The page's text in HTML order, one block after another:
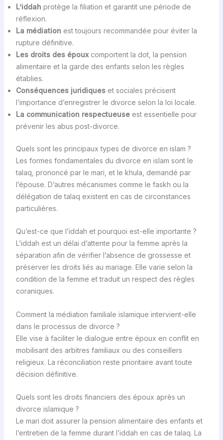
L’iddah protège la filiation et garantit une période de
réflexion.
La médiation est toujours recommandée pour éviter la
rupture définitive.
Les droits des épouxcomportent la dot, la pension
alimentaire et la garde des enfants selon les règles
établies.
Conséquences juridiqueset sociales précisent
l’importance d’enregistrer le divorce selon la loi locale.
La communication respectueuseest essentielle pour
prévenir les abus post-divorce.
Quels sont les principaux types de divorce en islam ?
Les formes fondamentales du divorce en islam sont le
talaq, prononcé par le mari, et le khula, demandé par
l’épouse. D’autres mécanismes comme le faskh ou la
délégation de talaq existent en cas de circonstances
particulières.
Qu’est-ce que l’iddah et pourquoi est-elle importante ?
L’iddah est un délai d’attente pour la femme après la
séparation afin de vérifier l’absence de grossesse et
préserver les droits liés au mariage. Elle varie selon la
condition de la femme et traduit un respect des règles
coraniques.
Comment la médiation familiale islamique intervient-elle
dans le processus de divorce ?
Elle vise à faciliter le dialogue entre époux en conflit en
mobilisant des arbitres familiaux ou des conseillers
religieux. La réconciliation reste prioritaire avant toute
décision définitive.
Quels sont les droits financiers des époux après un
divorce islamique ?
Le mari doit assurer la pension alimentaire des enfants et
l’entretien de la femme durant l’iddah en cas de talaq. La